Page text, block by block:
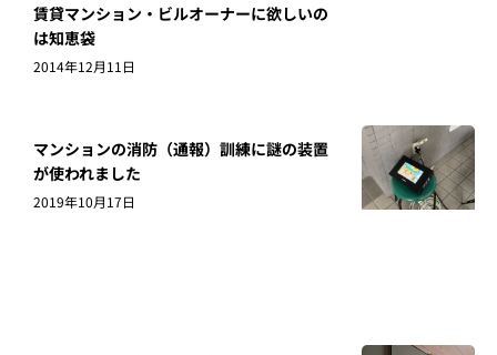
賃貸マンション・ビルオーナーに欲しいの
は知恵袋
2014年12月11日
マンションの消防（通報）訓練に謎の装置
が使われました
2019年10月17日